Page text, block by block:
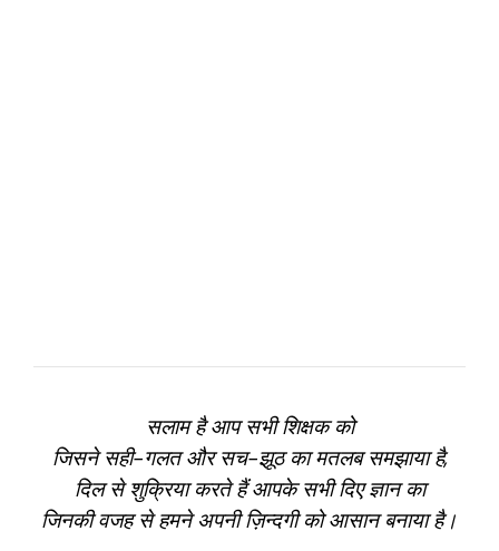
सलाम है आप सभी शिक्षक को
जिसने सही-गलत और सच-झूठ का मतलब समझाया है,
दिल से शुक्रिया करते हैं आपके सभी दिए ज्ञान का
जिनकी वजह से हमने अपनी ज़िन्दगी को आसान बनाया है।